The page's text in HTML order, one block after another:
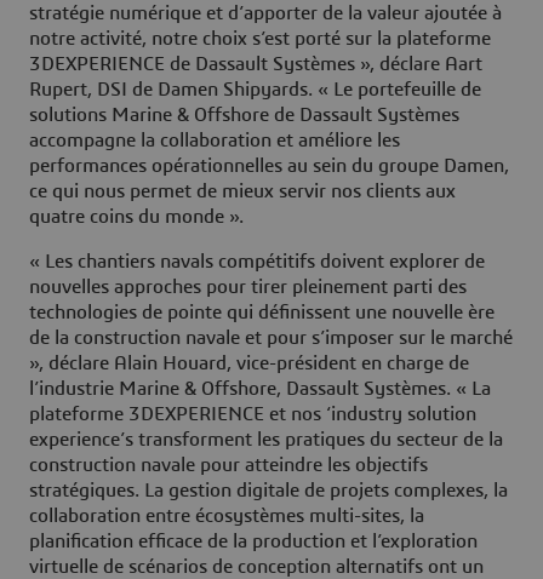
stratégie numérique et d’apporter de la valeur ajoutée à
notre activité, notre choix s’est porté sur la plateforme
3DEXPERIENCE de Dassault Systèmes », déclare Aart
Rupert, DSI de Damen Shipyards. « Le portefeuille de
solutions Marine & Offshore de Dassault Systèmes
accompagne la collaboration et améliore les
performances opérationnelles au sein du groupe Damen,
ce qui nous permet de mieux servir nos clients aux
quatre coins du monde ».
« Les chantiers navals compétitifs doivent explorer de
nouvelles approches pour tirer pleinement parti des
technologies de pointe qui définissent une nouvelle ère
de la construction navale et pour s’imposer sur le marché
», déclare Alain Houard, vice-président en charge de
l’industrie Marine & Offshore, Dassault Systèmes. « La
plateforme 3DEXPERIENCE et nos ‘industry solution
experience’s transforment les pratiques du secteur de la
construction navale pour atteindre les objectifs
stratégiques. La gestion digitale de projets complexes, la
collaboration entre écosystèmes multi-sites, la
planification efficace de la production et l’exploration
virtuelle de scénarios de conception alternatifs ont un